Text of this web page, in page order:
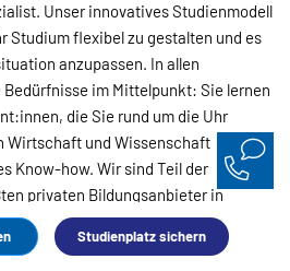
Studienplatz sichern
Unser innovatives Studienmodell
Studium flexibel zu gestalten und es
anzupassen. In allen
im Mittelpunkt: Sie lernen
die Sie rund um die Uhr
Wirtschaft und Wissenschaft
Know-how. Wir sind Teil der
privaten Bildungsanbieter in
sicher sein, dass Sie an einer der
studieren.